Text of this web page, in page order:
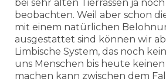
bei sehr alten Tierrassen ja
beobachten. Weil aber schon
mit einem natürlichen
ausgestattet sind können wir
Limbische System, das noch
uns Menschen bis heute
machen kann zwischen dem